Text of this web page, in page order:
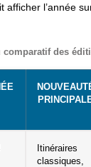
afficher l’année
comparatif des
Itinéraires
classiques,